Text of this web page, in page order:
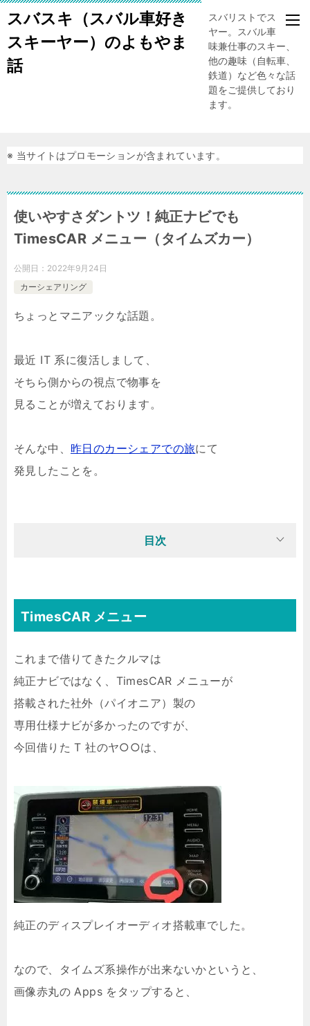
スバスキ（スバル車好き
スキーヤー）のよもやま
話
スバリストでスキー
ヤー。スバル車、趣
味兼仕事のスキー、
他の趣味（自転車、
鉄道）など色々な話
題をご提供しており
ます。
※ 当サイトはプロモーションが含まれています。
使いやすさダントツ！純正ナビでも
TimesCAR メニュー（タイムズカー）
公開日： 2022年9月24日
カーシェアリング
ちょっとマニアックな話題。
最近 IT 系に復活しまして、
そちら側からの視点で物事を
見ることが増えております。
そんな中、 昨日のカーシェアでの旅にて
発見したことを。
目次
TimesCAR メニュー
これまで借りてきたクルマは
純正ナビではなく、TimesCAR メニューが
搭載された社外（パイオニア）製の
専用仕様ナビが多かったのですが、
今回借りた T 社のヤ○○は、
純正のディスプレイオーディオ搭載車でした。
なので、タイムズ系操作が出来ないかというと、
画像赤丸の Apps をタップすると、